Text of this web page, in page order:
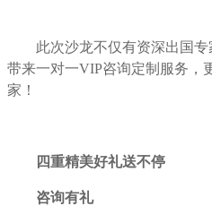
此次沙龙不仅有资深出国专
带来一对一VIP咨询定制服务，
家！
四重精美好礼送不停
咨询有礼